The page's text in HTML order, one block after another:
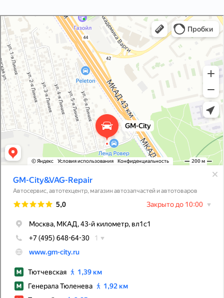
GM-City&VAG-Repair
Автосервис, автотехцентр в Москве
Магазин автозапчастей и автотоваров в Москве